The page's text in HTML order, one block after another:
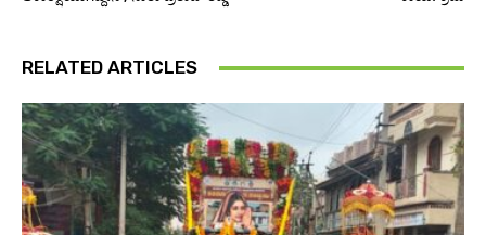
RELATED ARTICLES